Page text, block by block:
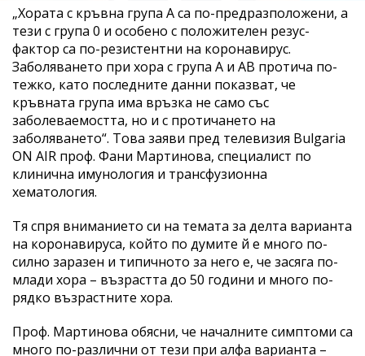
„Хората с кръвна група А са по-предразположени, а
тези с група 0 и особено с положителен резус-
фактор са по-резистентни на коронавирус.
Заболяването при хора с група А и AB протича по-
тежко, като последните данни показват, че
кръвната група има връзка не само със
заболеваемостта, но и с протичането на
заболяването“. Това заяви пред телевизия Bulgaria
ON AIR проф. Фани Мартинова, специалист по
клинична имунология и трансфузионна
хематология.
Тя спря вниманието си на темата за делта варианта
на коронавируса, който по думите й е много по-
силно заразен и типичното за него е, че засяга по-
млади хора – възрастта до 50 години и много по-
рядко възрастните хора.
Проф. Мартинова обясни, че началните симптоми са
много по-различни от тези при алфа варианта –